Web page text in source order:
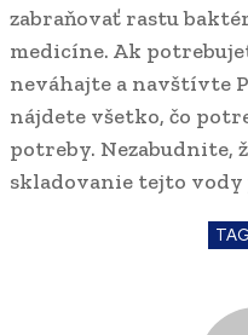
zabraňovať rastu
medicíne. Ak
neváhajte a navštívte
nájdete všetko, čo
potreby. Nezabudnite,
skladovanie tejto vody